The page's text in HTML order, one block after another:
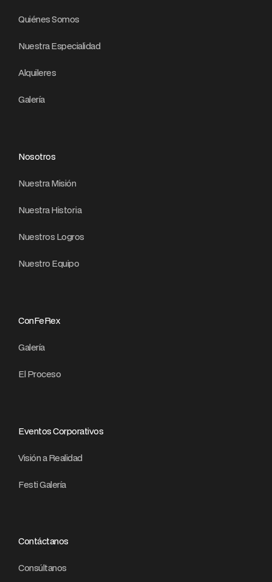
Quiénes Somos
Nuestra Especialidad
Alquileres
Galería
Nosotros
Nuestra Misión
Nuestra Historia
Nuestros Logros
Nuestro Equipo
ConFeRex
Galería
El Proceso
Eventos Corporativos
Visión a Realidad
Festi Galería
Contáctanos
Consúltanos